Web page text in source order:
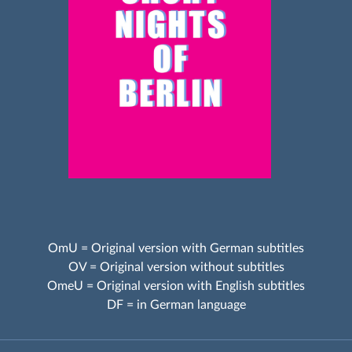
OmU = Original version with German subtitles
OV = Original version without subtitles
OmeU = Original version with English subtitles
DF = in German language